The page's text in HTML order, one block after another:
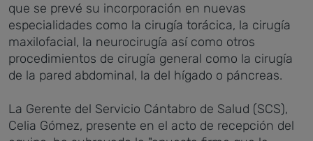
que se prevé su incorporación en nuevas
especialidades como la cirugía torácica, la cirugía
maxilofacial, la neurocirugía así como otros
procedimientos de cirugía general como la cirugía
de la pared abdominal, la del hígado o páncreas.
La Gerente del Servicio Cántabro de Salud (SCS),
Celia Gómez, presente en el acto de recepción del